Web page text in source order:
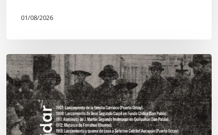
01/08/2026
Chawrakawin:
Palimpsesto
explora
a
través